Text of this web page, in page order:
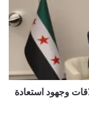
وجهود استعادة